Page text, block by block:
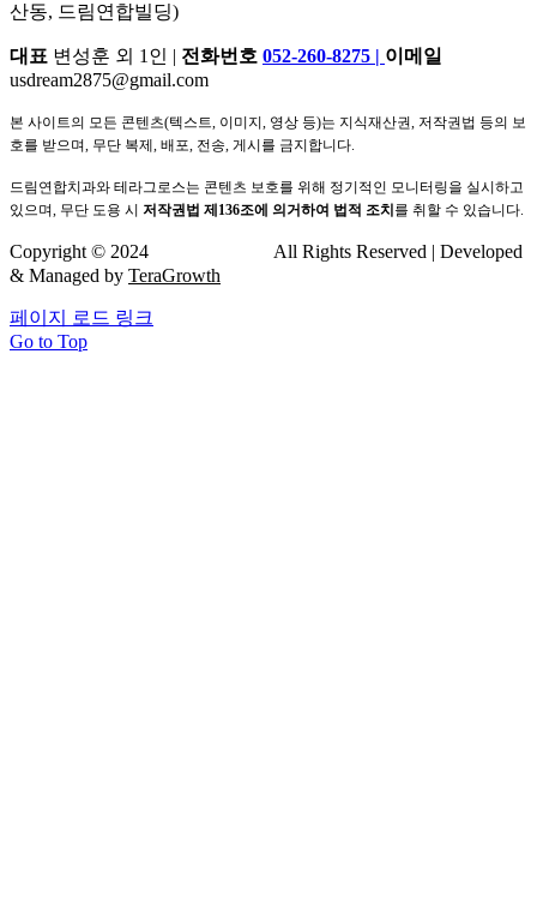
산동, 드림연합빌딩)
대표 변성훈 외 1인 | 전화번호 052-260-8275 | 이메일
usdream2875@gmail.com
본 사이트의 모든 콘텐츠(텍스트, 이미지, 영상 등)는 지식재산권, 저작권법 등의 보
호를 받으며, 무단 복제, 배포, 전송, 게시를 금지합니다.
드림연합치과와 테라그로스는 콘텐츠 보호를 위해 정기적인 모니터링을 실시하고
있으며, 무단 도용 시 저작권법 제136조에 의거하여 법적 조치 를 취할 수 있습니다.
Copyright © 2024
All Rights Reserved | Developed
& Managed by TeraGrowth
페이지 로드 링크
Go to Top